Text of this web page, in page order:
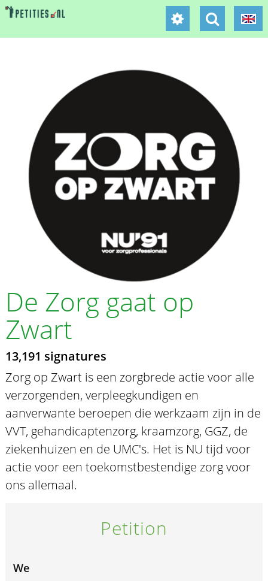
De Zorg gaat op
Zwart
13,191 signatures
Zorg op Zwart is een zorgbrede actie voor alle
verzorgenden, verpleegkundigen en
aanverwante beroepen die werkzaam zijn in de
VVT, gehandicaptenzorg, kraamzorg, GGZ, de
ziekenhuizen en de UMC's. Het is NU tijd voor
actie voor een toekomstbestendige zorg voor
ons allemaal.
Petition
We